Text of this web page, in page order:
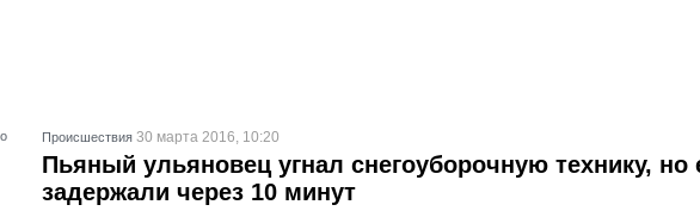
Проиcшествия 30 марта 2016, 10:20
Пьяный ульяновец угнал снегоуборочную технику, но
задержали через 10 минут